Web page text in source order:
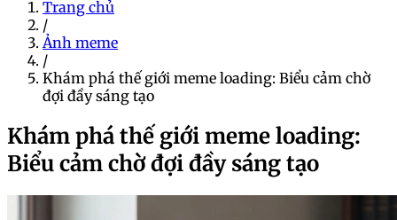
Trang chủ
/
Ảnh meme
/
Khám phá thế giới meme loading: Biểu cảm chờ
đợi đầy sáng tạo
Khám phá thế giới meme loading:
Biểu cảm chờ đợi đầy sáng tạo